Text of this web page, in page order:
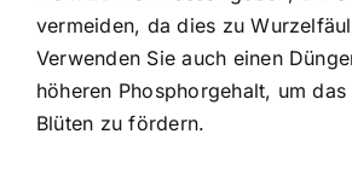
vermeiden, da dies zu
Verwenden Sie auch einen
höheren Phosphorgehalt, um
Blüten zu fördern.